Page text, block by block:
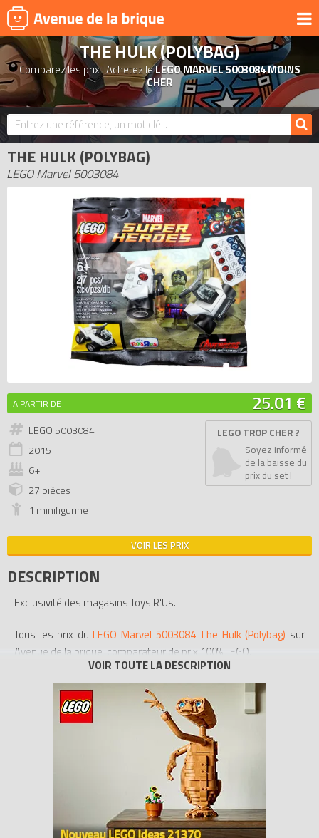
UNIVERS
PRODUITS DÉRIVÉS
NOUVEAUTÉS
LEGO 2026
BONS PLANS
ASSOCIATIONS DE FANS
EXPOSITIONS LEGO
LEGO LES PLUS CHERS
DERNIERS LEGO AJOUTÉS
THE HULK (POLYBAG)
Comparez les prix ! Achetez leLEGO MARVEL 5003084 MOINS
CHER
THE HULK (POLYBAG)
LEGO Marvel 5003084
A PARTIR DE 25.01 €
LEGO 5003084
2015
6+
27 pièces
1 minifigurine
LEGO TROP CHER ?
Soyez informé
de la baisse du
prix du set !
VOIR LES PRIX
DESCRIPTION
Exclusivité des magasins Toys'R'Us.
Tous les prix duLEGO Marvel 5003084 The Hulk (Polybag) sur
Avenue de la brique, comparateur de prix 100% LEGO.
Code EAN du LEGO Marvel 5003084 : 0673419242158.